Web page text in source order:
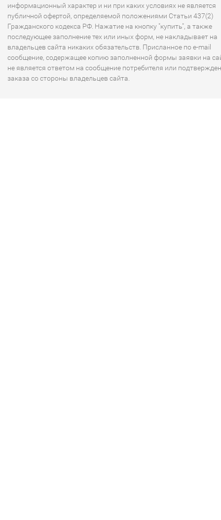
информационный характер и ни при каких условиях не является
публичной офертой, определяемой положениями Статьи 437(2)
Гражданского кодекса РФ. Нажатие на кнопку "купить", а также
последующее заполнение тех или иных форм, не накладывает на
владельцев сайта никаких обязательств. Присланное по e-mail
сообщение, содержащее копию заполненной формы заявки на
не является ответом на сообщение потребителя или
заказа со стороны владельцев сайта.